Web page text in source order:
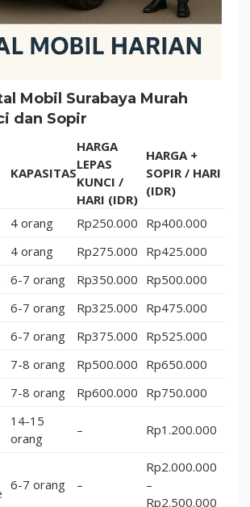
Mobil Surabaya Murah
dan Sopir
KAPASITAS
HARGA
LEPAS
KUNCI /
HARI (IDR)
HARGA +
SOPIR / HARI
(IDR)
4 orang Rp250.000 Rp400.000
4 orang Rp275.000 Rp425.000
6-7 orang Rp350.000 Rp500.000
6-7 orang Rp325.000 Rp475.000
6-7 orang Rp375.000 Rp525.000
7-8 orang Rp500.000 Rp650.000
7-8 orang Rp600.000 Rp750.000
14-15
orang
– Rp1.200.000
6-7 orang –
Rp2.000.000
–
Rp2.500.000